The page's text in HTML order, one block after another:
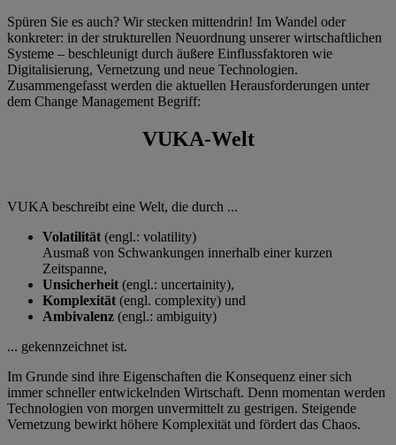
Spüren Sie es auch? Wir stecken mittendrin! Im Wandel oder
konkreter: in der strukturellen Neuordnung unserer wirtschaftlichen
Systeme – beschleunigt durch äußere Einflussfaktoren wie
Digitalisierung, Vernetzung und neue Technologien.
Zusammengefasst werden die aktuellen Herausforderungen unter
dem Change Management Begriff:
VUKA-Welt
VUKA beschreibt eine Welt, die durch ...
Volatilität (engl.: volatility)
Ausmaß von Schwankungen innerhalb einer kurzen
Zeitspanne,
Unsicherheit (engl.: uncertainity),
Komplexität (engl. complexity) und
Ambivalenz (engl.: ambiguity)
... gekennzeichnet ist.
Im Grunde sind ihre Eigenschaften die Konsequenz einer sich
immer schneller entwickelnden Wirtschaft. Denn momentan werden
Technologien von morgen unvermittelt zu gestrigen. Steigende
Vernetzung bewirkt höhere Komplexität und fördert das Chaos.